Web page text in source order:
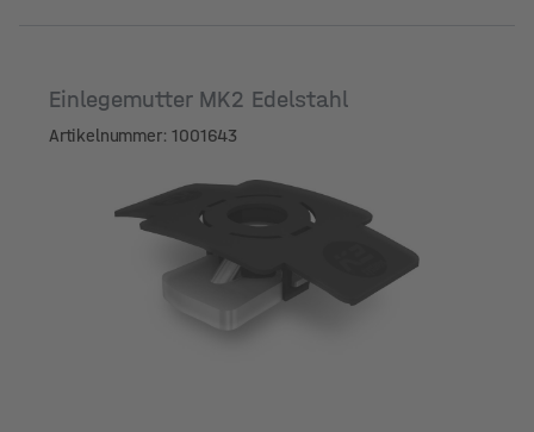
Einlegemutter MK2 Edelstahl
Artikelnummer: 1001643